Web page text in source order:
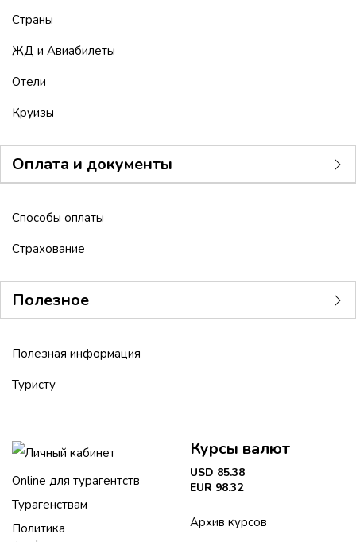
Страны
ЖД и Авиабилеты
Отели
Круизы
Оплата и документы
Способы оплаты
Страхование
Полезное
Полезная информация
Туристу
Личный кабинет
Online для турагентств
Турагенствам
Политика
Курсы валют
USD 85.38
EUR 98.32
Архив курсов